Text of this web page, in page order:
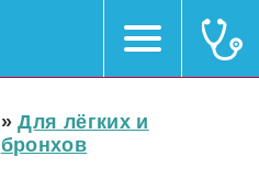
»Для лёгких и
бронхов